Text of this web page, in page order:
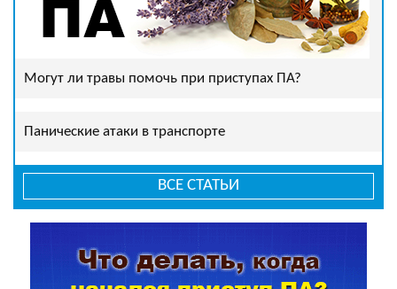
Могут ли травы помочь при приступах ПА?
Панические атаки в транспорте
ВСЕ СТАТЬИ